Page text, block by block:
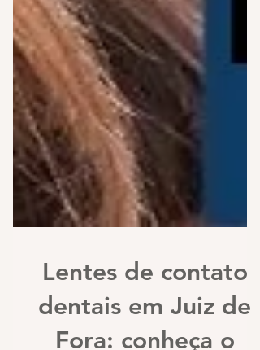
Lentes de contato
dentais em Juiz de